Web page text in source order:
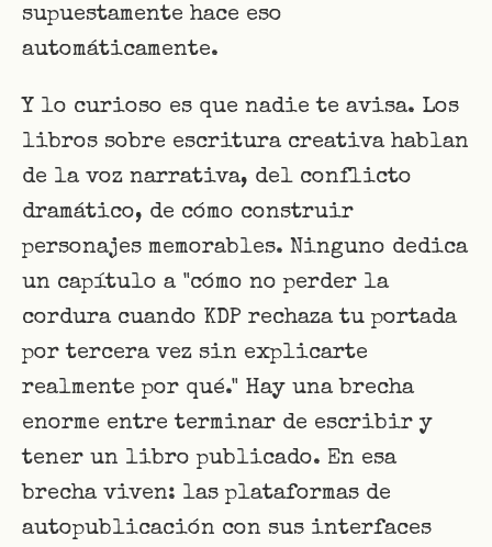
supuestamente hace eso
automáticamente.
Y lo curioso es que nadie te avisa. Los
libros sobre escritura creativa hablan
de la voz narrativa, del conflicto
dramático, de cómo construir
personajes memorables. Ninguno dedica
un capítulo a "cómo no perder la
cordura cuando KDP rechaza tu portada
por tercera vez sin explicarte
realmente por qué." Hay una brecha
enorme entre terminar de escribir y
tener un libro publicado. En esa
brecha viven: las plataformas de
autopublicación con sus interfaces